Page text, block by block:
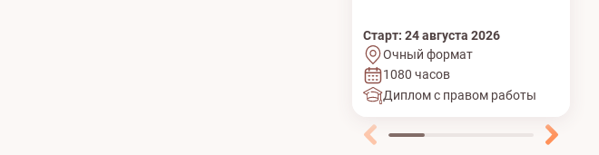
Старт: 24 августа 2026
Очный формат
1080 часов
Диплом с правом работы